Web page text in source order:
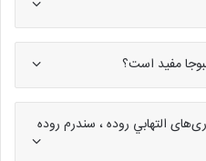
مفید است؟
التهابي روده ، سندرم روده